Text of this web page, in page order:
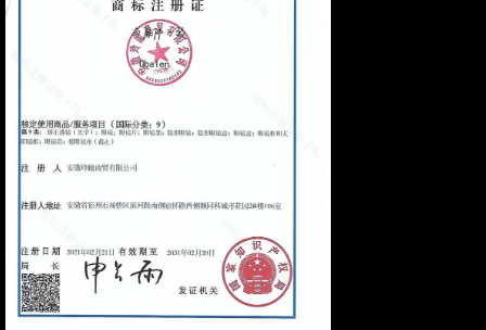
公司简介
团队风采
在线询单
联系我们